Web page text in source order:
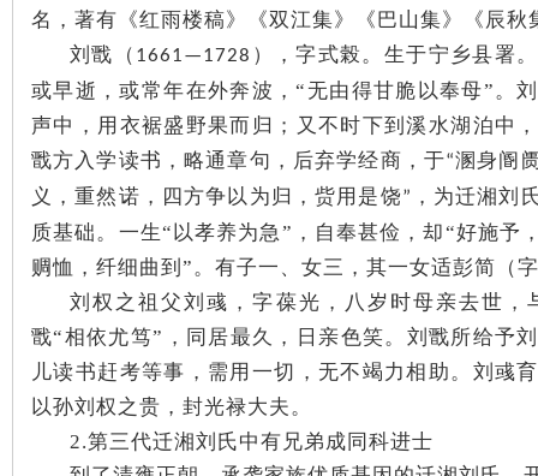
名，著有《红雨楼稿》《双江集》《巴山集》《辰秋
刘戬（ 1661—1728 ），字式榖。生于宁乡县署
或早逝，或常年在外奔波，“无由得甘脆以奉母”。
声中，用衣裾盛野果而归；又不时下到溪水湖泊中
戬方入学读书，略通章句，后弃学经商，于“溷身阍
义，重然诺，四方争以为归，赀用是饶” ，为迁湘刘
质基础。一生“以孝养为急”，自奉甚俭，却“好施予
赒恤，纤细曲到”。有子一、女三，其一女适彭简（
刘权之祖父刘彧，字葆光，八岁时母亲去世
戬“相依尤笃”，同居最久，日亲色笑。刘戬所给予
儿读书赶考等事，需用一切，无不竭力相助。刘彧
以孙刘权之贵，封光禄大夫。
2.第三代迁湘刘氏中有兄弟成同科进士